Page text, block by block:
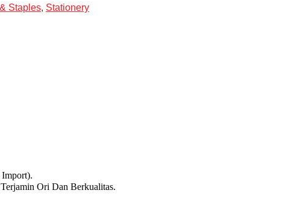
Staples, Stationery
Ori Dan Berkualitas.